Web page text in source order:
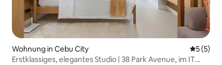
Wohnung in Cebu City
5 (5)
Erstklassiges, elegantes Studio | 38 Park Avenue, im IT